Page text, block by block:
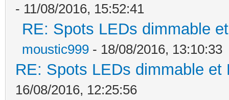
- 11/08/2016, 15:52:41
RE: Spots LEDs dimmable
moustic999 - 18/08/2016, 13:10:33
RE: Spots LEDs dimmable
16/08/2016, 12:25:56